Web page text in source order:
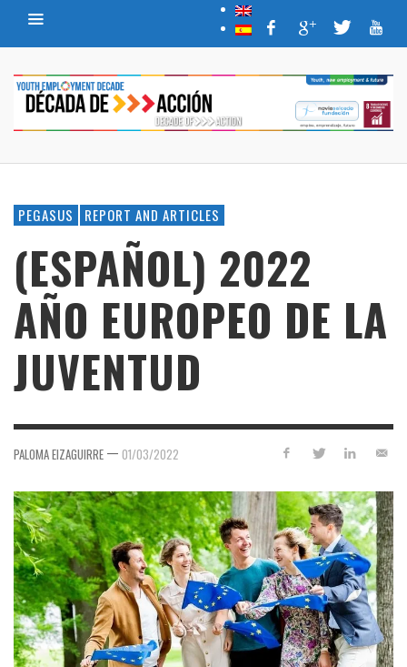
PEGASUS REPORT AND ARTICLES
(ESPAÑOL) 2022
AÑO EUROPEO DE LA
JUVENTUD
PALOMA EIZAGUIRRE — 01/03/2022